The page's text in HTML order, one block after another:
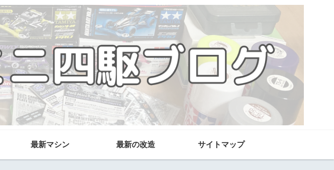
最新マシン 最新の改造 サイトマップ